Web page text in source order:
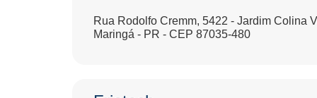
Rua Rodolfo Cremm, 5422 - Jardim Colina
Maringá - PR - CEP 87035-480